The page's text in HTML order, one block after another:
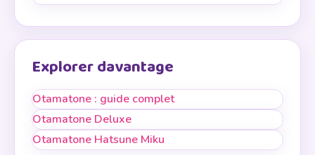
Explorer davantage
Otamatone : guide complet
Otamatone Deluxe
Otamatone Hatsune Miku